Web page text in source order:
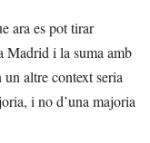
ara es pot tirar
Madrid i la suma amb
un altre context seria
i no d’una majoria